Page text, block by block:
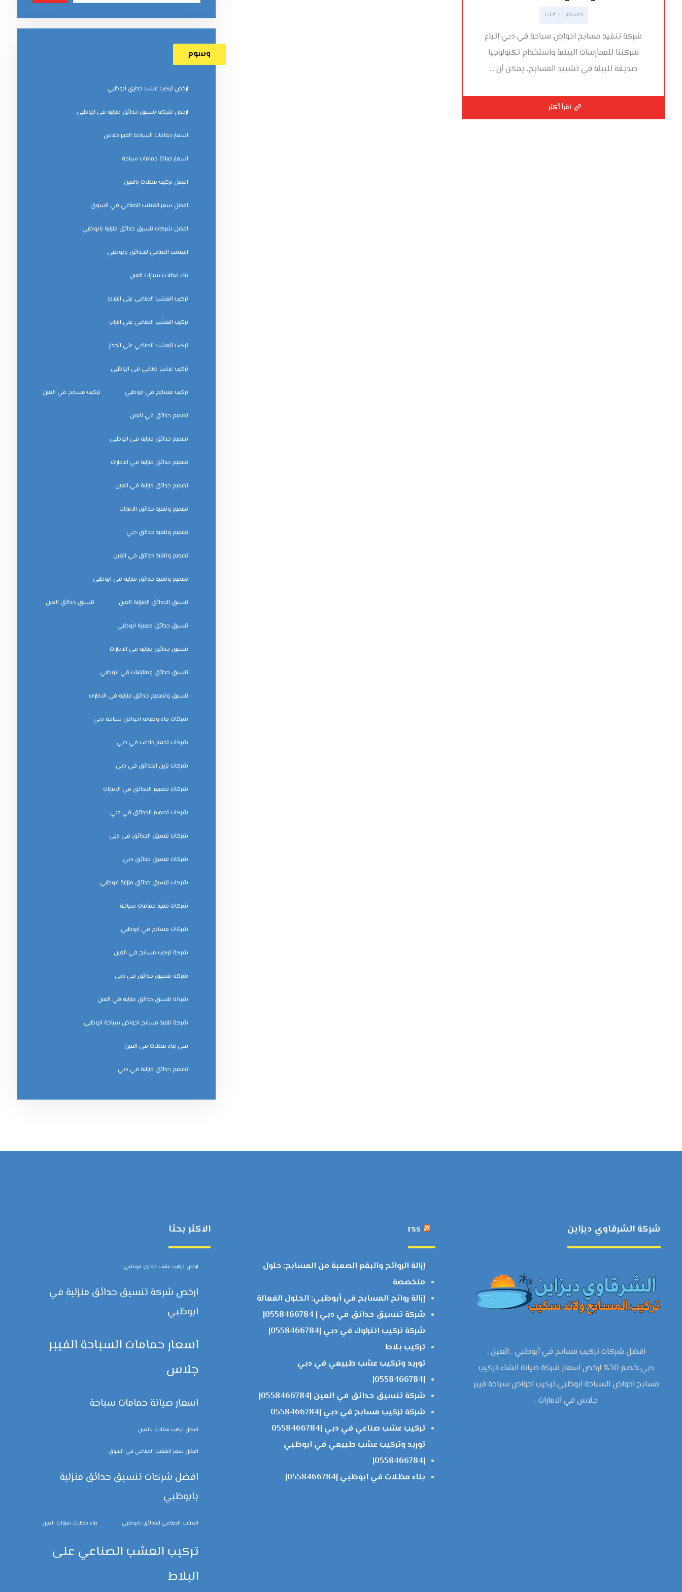
ديسمبر ٢١, ٢٠٢٣
شركة تنفيذ مسابح احواض سباحة في دبي اتباع
شركتنا للممارسات البيئية واستخدام تكنولوجيا
صديقة للبيئة في تشييد المسابح، يمكن أن ...
اقرأ أكثر
وسوم
ارخص تركيب عشب جداري ابوظبي
ارخص شركة تنسيق حدائق منزلية في ابوظبي
اسعار حمامات السباحة الفيبر جلاس
اسعار صيانة حمامات سباحة
افضل تركيب مظلات بالعين
افضل سعر العشب الصناعي في السوق
افضل شركات تنسيق حدائق منزلية بابوظبي
العشب الصناعي للحدائق بابوظبي
بناء مظلات سيارات العين
تركيب العشب الصناعي على البلاط
تركيب العشب الصناعي على التراب
تركيب العشب الصناعي على الجدار
تركيب عشب صناعي في ابوظبي
تركيب مسابح في ابوظبي تركيب مسابح في العين
تصميم حدائق في العين
تصميم حدائق منزلية في ابوظبي
تصميم حدائق منزلية في الامارات
تصميم حدائق منزلية في العين
تصميم وتنفيذ حدائق الامارات
تصميم وتنفيذ حدائق دبي
تصميم وتنفيذ حدائق في العين
تصميم وتنفيذ حدائق منزلية في ابوظبي
تنسيق الحدائق المنزلية العين تنسيق حدائق العين
تنسيق حدائق صغيرة ابوظبي
تنسيق حدائق منزلية في الامارات
تنسيق حدائق ومنتزهات في ابوظبي
تنسيق وتصميم حدائق منزلية في الامارات
شركات بناء وصيانة احواض سباحة دبي
شركات تجهيز ملاعب في دبي
شركات تزين الحدائق في دبي
شركات تصميم الحدائق في الامارات
شركات تصميم الحدائق في دبي
شركات تنسيق الحدائق في دبي
شركات تنسيق حدائق دبي
شركات تنسيق حدائق منزلية ابوظبي
شركات تنفيذ حمامات سباحة
شركات مسابح في ابوظبي
شركة تركيب مسابح في العين
شركة تنسيق حدائق في دبي
شركة تنسيق حدائق منزلية في العين
شركة تنفيذ مسابح احواض سباحة ابوظبي
فني بناء مظلات في العين
‏تصميم حدائق منزلية في دبي
شركة الشرقاوي ديزاين
افضل شركات تركيب مسابح في أبوظبي , العين ,
دبي:خصم 30% ارخص اسعار شركة صيانة انشاء تركيب
مسابح احواض السباحة ابوظبي,تركيب احواض سباحة فيبر
جلاس في الامارات .
rss
إزالة الروائح والبقع الصعبة من المسابح: حلول
متخصصة
إزالة روائح المسابح في أبوظبي: الحلول الفعالة
شركة تنسيق حدائق في دبي | 0558466784|
شركة تركيب انترلوك في دبي |0558466784|
تركيب بلاط
توريد وتركيب عشب طبيعي في دبي
|0558466784|
شركة تنسيق حدائق في العين |0558466784|
شركة تركيب مسابح في دبي |0558466784
تركيب عشب صناعي في دبي |0558466784
توريد وتركيب عشب طبيعي في ابوظبي
|0558466784|
بناء مظلات في ابوظبي |0558466784|
الاكثر بحثا
ارخص تركيب عشب جداري ابوظبي
ارخص شركة تنسيق حدائق منزلية في
ابوظبي
اسعار حمامات السباحة الفيبر
جلاس
اسعار صيانة حمامات سباحة
افضل تركيب مظلات بالعين
افضل سعر العشب الصناعي في السوق
افضل شركات تنسيق حدائق منزلية
بابوظبي
العشب الصناعي للحدائق بابوظبي بناء مظلات سيارات العين
تركيب العشب الصناعي على
البلاط